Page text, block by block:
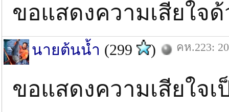
ขอแสดงความเสียใจ
นายต้นน้ำ (299 ) คห.223:
ขอแสดงความเสียใจ